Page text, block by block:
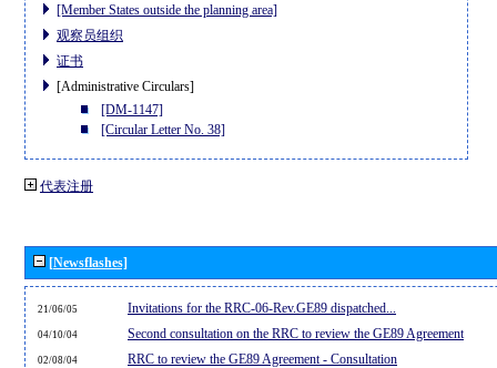
[Member States outside the planning area]
观察员组织
证书
[Administrative Circulars]
[DM-1147]
[Circular Letter No. 38]
代表注册
[Newsflashes]
21/06/05 Invitations for the RRC-06-Rev.GE89 dispatched...
04/10/04 Second consultation on the RRC to review the GE89 Agreement
02/08/04 RRC to review the GE89 Agreement - Consultation